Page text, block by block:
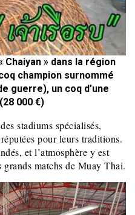
Chaiyan » dans la région
champion surnommé
guerre), un coq d’une
000 €)
stadiums spécialisés,
pour leurs traditions.
et l’atmosphère y est
matchs de Muay Thai.